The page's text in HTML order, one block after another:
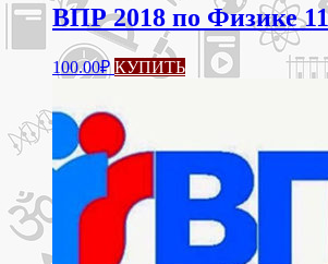
ВПР 2018 по Физике
100.00₽ КУПИТЬ